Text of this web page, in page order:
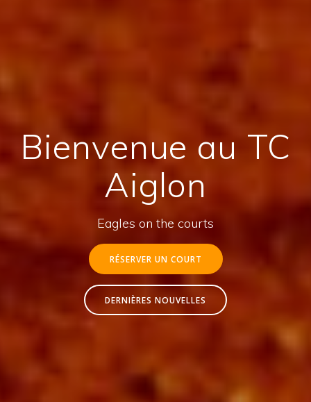
Bienvenue au TC
Aiglon
Eagles on the courts
RÉSERVER UN COURT
DERNIÈRES NOUVELLES